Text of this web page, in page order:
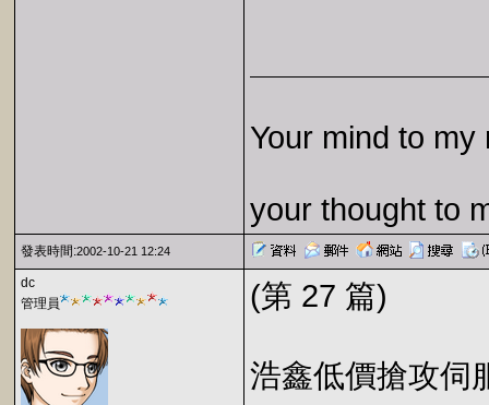
Your mind to my
your thought to
發表時間:2002-10-21 12:24
dc
管理員
(第 27 篇)
浩鑫低價搶攻伺